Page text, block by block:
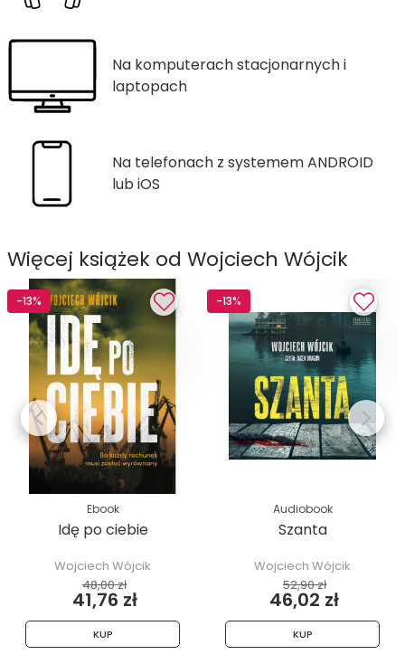
Na komputerach stacjonarnych i
laptopach
Na telefonach z systemem ANDROID
lub iOS
Więcej książek od Wojciech Wójcik
-13%
Ebook
Idę po ciebie
Wojciech Wójcik
48,00 zł
41,76 zł
KUP
-13%
Audiobook
Szanta
Wojciech Wójcik
52,90 zł
46,02 zł
KUP